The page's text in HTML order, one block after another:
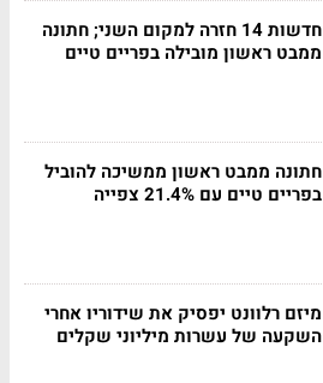
חדשות 14 חזרה למקום השני; חתונה
ממבט ראשון מובילה בפריים טיים
חתונה ממבט ראשון ממשיכה להוביל
בפריים טיים עם 21.4% צפייה
מיזם רלוונט יפסיק את שידוריו אחרי
השקעה של עשרות מיליוני שקלים